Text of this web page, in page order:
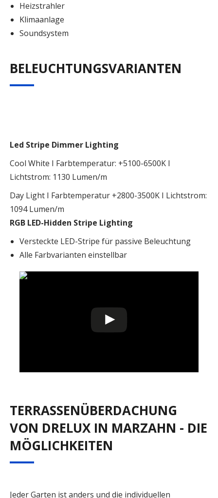
Heizstrahler
Klimaanlage
Soundsystem
BELEUCHTUNGSVARIANTEN
Led Stripe Dimmer Lighting
Cool White I Farbtemperatur: +5100-6500K I
Lichtstrom: 1130 Lumen/m
Day Light I Farbtemperatur +2800-3500K I Lichtstrom:
1094 Lumen/m
RGB LED-Hidden Stripe Lighting
Versteckte LED-Stripe für passive Beleuchtung
Alle Farbvarianten einstellbar
TERRASSENÜBERDACHUNG
VON DRELUX IN MARZAHN - DIE
MÖGLICHKEITEN
Jeder Garten ist anders und die individuellen